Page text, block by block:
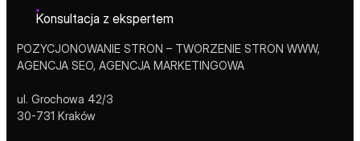
Konsultacja z ekspertem
POZYCJONOWANIE STRON – TWORZENIE STRON WWW,
AGENCJA SEO, AGENCJA MARKETINGOWA
ul. Grochowa 42/3
30-731 Kraków